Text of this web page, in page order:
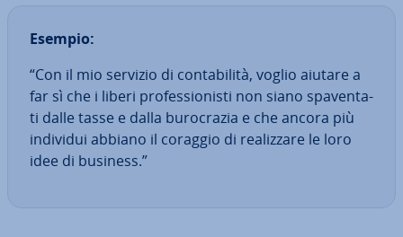
Esempio:
“Con il mio servizio di con­ta­bi­li­tà, voglio aiutare a
far sì che i liberi pro­fes­sio­ni­sti non siano spa­ven­ta­
ti dalle tasse e dalla bu­ro­cra­zia e che ancora più
individui abbiano il coraggio di rea­liz­za­re le loro
idee di business.”